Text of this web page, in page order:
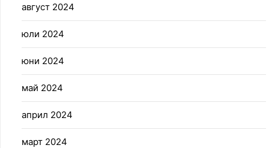
август 2024
юли 2024
юни 2024
май 2024
април 2024
март 2024